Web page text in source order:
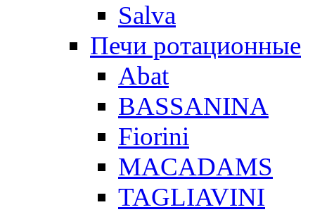
Salva
Печи ротационные
Abat
BASSANINA
Fiorini
MACADAMS
TAGLIAVINI